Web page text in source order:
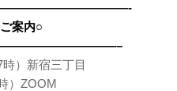
案内○
）新宿三丁目
）ZOOM